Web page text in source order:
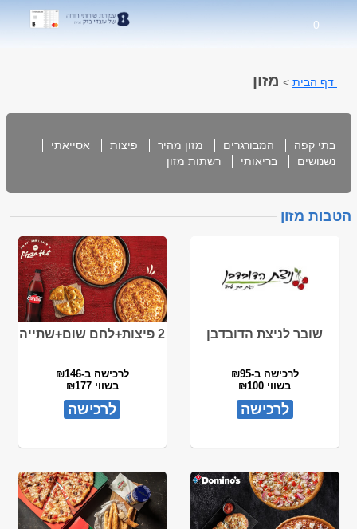
0
דף הבית > מזון
בתי קפה המבורגרים מזון מהיר פיצות
אסייאתי
נשנושים
בריאותי רשתות מזון
הטבות מזון
שובר לניצת הדובדבן
לרכישה ב-₪95
בשווי ₪100
לרכישה
2 פיצות+לחם שום+שתייה
לרכישה ב-₪146
בשווי ₪177
לרכישה